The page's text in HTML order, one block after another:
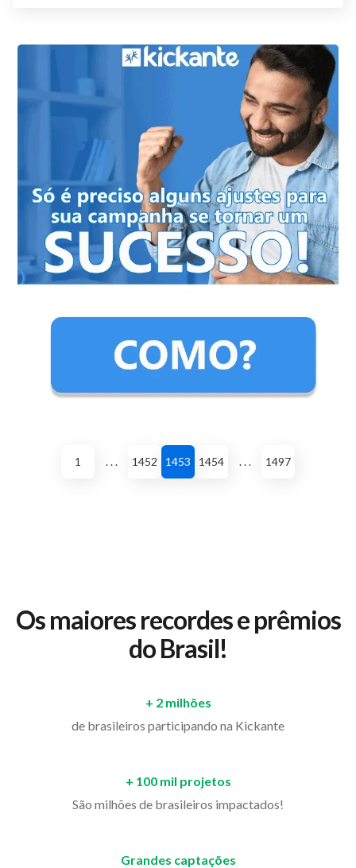
1 . . . 1452 1453 1454 . . . 1497
Os maiores recordes e prêmios
do Brasil!
+ 2 milhões
de brasileiros participando na Kickante
+ 100 mil projetos
São milhões de brasileiros impactados!
Grandes captações